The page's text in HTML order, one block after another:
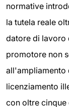
normative
la tutela reale
datore di lavoro
promotore non
all'ampliamento
licenziamento
con oltre cinque